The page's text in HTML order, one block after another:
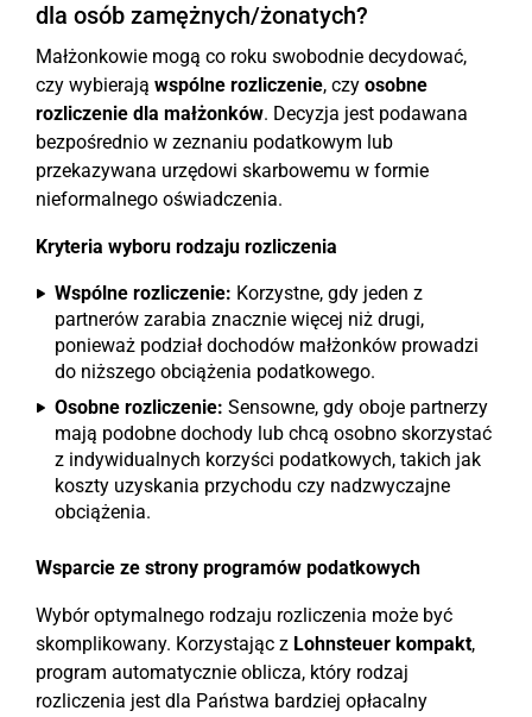
dla osób zamężnych/żonatych?
Małżonkowie mogą co roku swobodnie decydować,
czy wybierają wspólne rozliczenie, czy osobne
rozliczenie dla małżonków. Decyzja jest podawana
bezpośrednio w zeznaniu podatkowym lub
przekazywana urzędowi skarbowemu w formie
nieformalnego oświadczenia.
Kryteria wyboru rodzaju rozliczenia
Wspólne rozliczenie: Korzystne, gdy jeden z
partnerów zarabia znacznie więcej niż drugi,
ponieważ podział dochodów małżonków prowadzi
do niższego obciążenia podatkowego.
Osobne rozliczenie: Sensowne, gdy oboje partnerzy
mają podobne dochody lub chcą osobno skorzystać
z indywidualnych korzyści podatkowych, takich jak
koszty uzyskania przychodu czy nadzwyczajne
obciążenia.
Wsparcie ze strony programów podatkowych
Wybór optymalnego rodzaju rozliczenia może być
skomplikowany. Korzystając z Lohnsteuer kompakt,
program automatycznie oblicza, który rodzaj
rozliczenia jest dla Państwa bardziej opłacalny